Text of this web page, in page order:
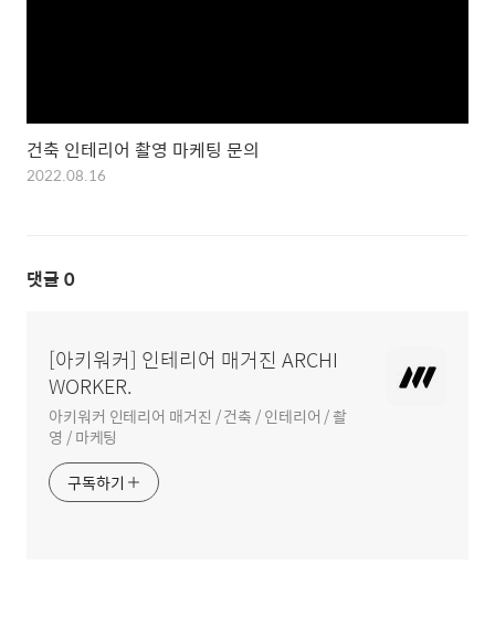
건축 인테리어 촬영 마케팅 문의
2022.08.16
댓글 0
[아키워커] 인테리어 매거진 ARCHI
WORKER.
아키워커 인테리어 매거진 / 건축 / 인테리어 / 촬
영 / 마케팅
구독하기